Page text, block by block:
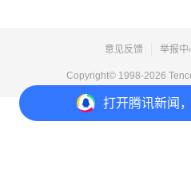
打开腾讯新闻
意见反馈 举报中
Copyright© 1998-2026